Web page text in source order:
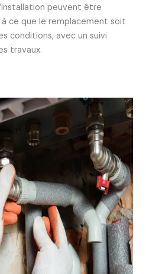
peuvent être
ce que le remplacement soit
conditions, avec un suivi
travaux.